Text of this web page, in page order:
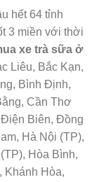
hết 64 tỉnh
3 miền với thời
xe trà sữa ở
Liêu, Bắc Kạn,
Bình Định,
Cần Thơ
Biên, Đồng
Hà Nội (TP),
Hòa Bình,
Khánh Hòa,